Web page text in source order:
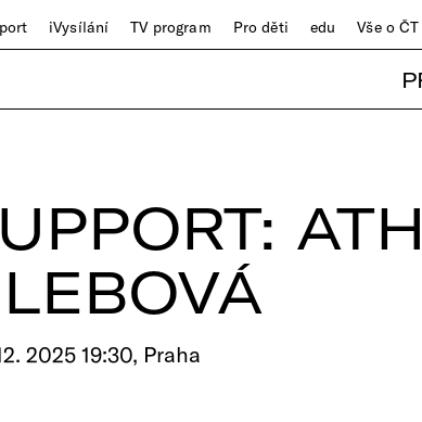
iVysílání TV program Pro děti edu Vše o ČT
2025 19:30, Praha